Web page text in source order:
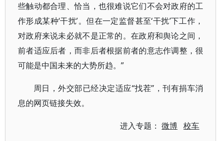
些触动都合理、恰当，也很难说它们不会对政府的工
作形成某种‘干扰’。但在一定监督甚至‘干扰’下工作，
对政府来说未必就不是正常的。在政府和舆论之间，
前者适应后者，而非后者根据前者的意志作调整，很
可能是中国未来的大势所趋。”
周日，外交部已经决定适应“找茬”，刊有捐车消
息的网页链接失效。
进入专题：微博 校车